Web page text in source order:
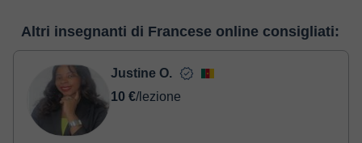
reale. Nel seguente link puoi vedere una demo dell'aula e
conoscerla: Vedere l'aula virtuale
realizzare il pagamento tramite carta di credito o debito.
- Carta di credito/debito.
- Paypal.
Una volta che hai realizzato il pagamento, riceverai un email di
conferma della prenotazione.
Altri insegnanti di Francese online consigliati:
Justine O.
10 €/lezione